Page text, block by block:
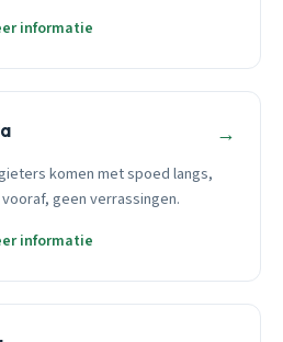
informatie
→
komen met spoed langs,
geen verrassingen.
informatie